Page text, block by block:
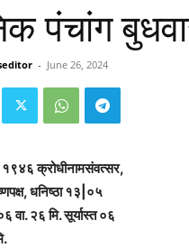
पंचांग
- June 26, 2024
क्रोधीनामसंवत्सर,
धनिष्ठा १३|०५
वा. २६ मि. सूर्यास्त ०६